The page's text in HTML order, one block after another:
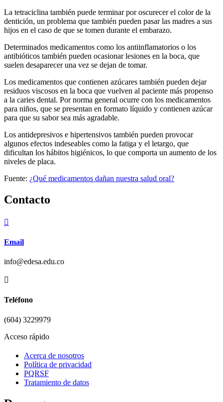
La tetraciclina también puede terminar por oscurecer el color de la
dentición, un problema que también pueden pasar las madres a sus
hijos en el caso de que se tomen durante el embarazo.
Determinados medicamentos como los antiinflamatorios o los
antibióticos también pueden ocasionar lesiones en la boca, que
suelen desaparecer una vez se dejan de tomar.
Los medicamentos que contienen azúcares también pueden dejar
residuos viscosos en la boca que vuelven al paciente más propenso
a la caries dental. Por norma general ocurre con los medicamentos
para niños, que se presentan en formato líquido y contienen azúcar
para que su sabor sea más agradable.
Los antidepresivos e hipertensivos también pueden provocar
algunos efectos indeseables como la fatiga y el letargo, que
dificultan los hábitos higiénicos, lo que comporta un aumento de los
niveles de placa.
Fuente: ¿Qué medicamentos dañan nuestra salud oral?
Contacto

Email
info@edesa.edu.co

Teléfono
(604) 3229979
Acceso rápido
Acerca de nosotros
Política de privacidad
PQRSF
Tratamiento de datos